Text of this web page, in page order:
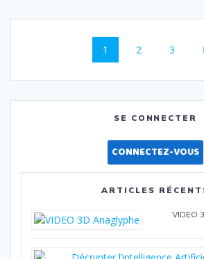
Navigation
Page
1 Page
2 Page
3
SE CONNECTER
CONNECTEZ-VOUS
ARTICLES
VIDEO